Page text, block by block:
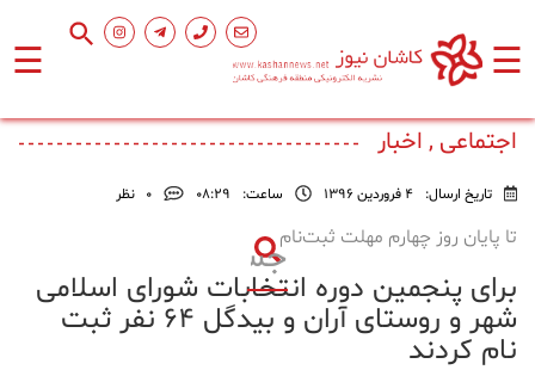
☰ ☰
اصلی
فرهنگ
و
هنر
اجتماعی , اخبار
تاریخ ارسال: 4 فروردین 1396 ساعت: ۰۸:۲۹ 0 نظر
تا پایان روز چهارم مهلت ثبت‌نام
برای پنجمین دوره انتخابات شورای اسلامی
شهر و روستای آران و بیدگل ۶۴ نفر ثبت
نام کردند